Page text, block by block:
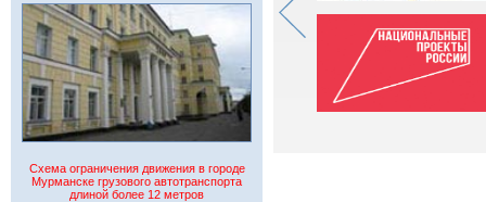
Схема ограничения движения в городе
Мурманске грузового автотранспорта
длиной более 12 метров